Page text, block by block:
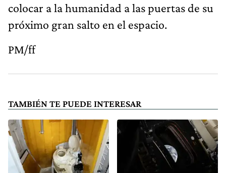
colocar a la humanidad a las puertas de su
próximo gran salto en el espacio.
PM/ff
TAMBIÉN TE PUEDE INTERESAR